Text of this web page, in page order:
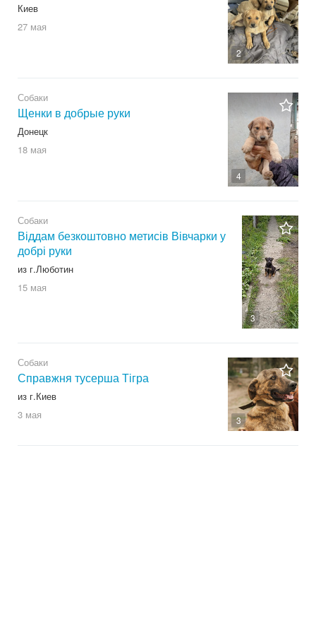
2
Киев
27 мая
4
Собаки
Щенки в добрые руки
Донецк
18 мая
3
Собаки
Віддам безкоштовно метисів Вівчарки у
добрі руки
из г.Люботин
15 мая
3
Собаки
Справжня тусерша Тігра
из г.Киев
3 мая